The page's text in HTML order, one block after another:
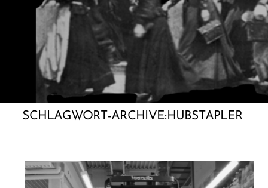
SCHLAGWORT-ARCHIVE:HUBSTAPLER